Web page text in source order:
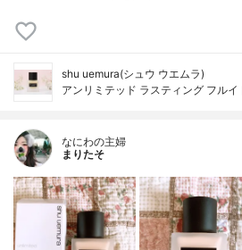
shu uemura(シュウ ウエムラ)
アンリミテッド ラスティング フルイ
なにわの主婦
まりたそ